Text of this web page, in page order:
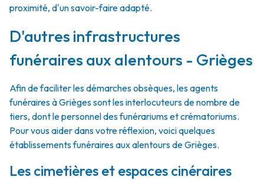
proximité, d'un savoir-faire adapté.
D'autres infrastructures
funéraires aux alentours - Grièges
Afin de faciliter les démarches obsèques, les agents
funéraires à Grièges sont les interlocuteurs de nombre de
tiers, dont le personnel des funérariums et crématoriums.
Pour vous aider dans votre réflexion, voici quelques
établissements funéraires aux alentours de Grièges.
Les cimetières et espaces cinéraires